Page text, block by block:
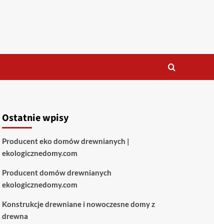
Ostatnie wpisy
Producent eko domów drewnianych |
ekologicznedomy.com
Producent domów drewnianych
ekologicznedomy.com
Konstrukcje drewniane i nowoczesne domy z
drewna